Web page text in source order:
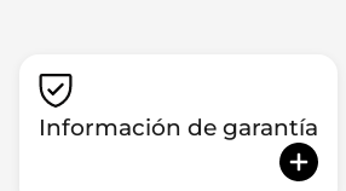
Información de garantía